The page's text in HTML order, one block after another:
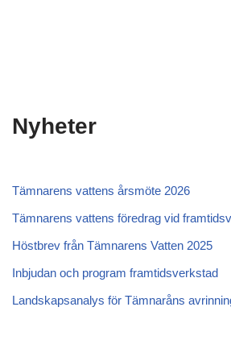
Nyheter
Tämnarens vattens årsmöte 2026
Tämnarens vattens föredrag vid
Höstbrev från Tämnarens Vatten 2025
Inbjudan och program framtidsverkstad
Landskapsanalys för Tämnaråns